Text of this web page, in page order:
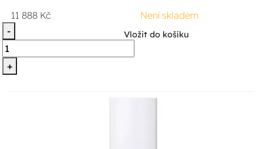
11 888 Kč
Není skladem
-
+
Vložit do košíku